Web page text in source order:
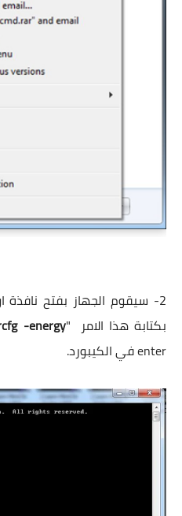
2- سيقوم الجهاز بفتح نافذة
بكتابة هذا الامر "-energy
enter في الكيبورد.